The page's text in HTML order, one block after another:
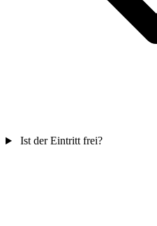
Ist der Eintritt frei?